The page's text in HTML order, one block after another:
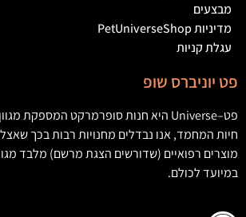
מבצעים
מדיניות PetUniverseShop
עגלת קניות
פט יוניברס שופ
פט–
Universe היא חנות סופרמרקט המספקת
חיות המחמד,אנו נבדלים מחנויות רבות בכך
מוצרים רפואיים (שדורשים הצגת מרשם) מלבד
במיועד לכולם.